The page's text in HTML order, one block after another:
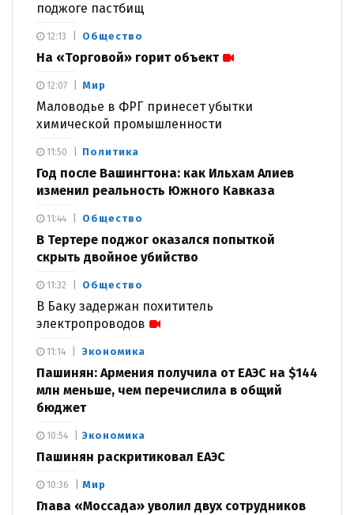
поджоге пастбищ
Общество
На «Торговой» горит объект
12:13
Мир
Маловодье в ФРГ принесет убытки
химической промышленности
12:07
Политика
Год после Вашингтона: как Ильхам Алиев
изменил реальность Южного Кавказа
11:50
Общество
В Тертере поджог оказался попыткой
скрыть двойное убийство
11:44
Общество
В Баку задержан похититель
электропроводов
11:32
Экономика
Пашинян: Армения получила от ЕАЭС на $144
млн меньше, чем перечислила в общий
бюджет
11:14
Экономика
Пашинян раскритиковал ЕАЭС
10:54
Мир
Глава «Моссада» уволил двух сотрудников
10:36